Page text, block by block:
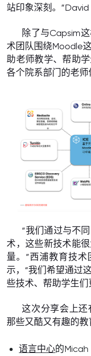
站印象深刻。”David
除了与Capsim
术团队围绕Moodle
助老师教学、帮助
各个院系部门的老师
“我们通过与不
术，这些新技术能
量。”西浦教育技
示，“我们希望通过
些技术、帮助学生们
这次分享会上
那些又酷又有趣的教
语言中心的Micah